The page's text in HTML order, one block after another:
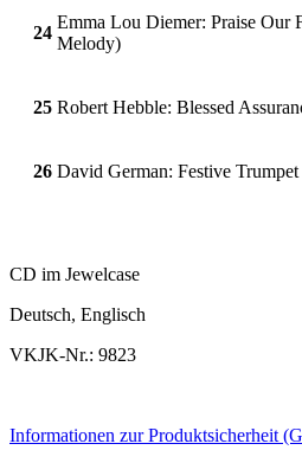
24
Emma Lou Diemer: Praise Our
Melody)
25 Robert Hebble: Blessed
26 David German: Festive Trumpet
CD im Jewelcase
Deutsch, Englisch
VKJK-Nr.: 9823
Informationen zur Produktsicherheit